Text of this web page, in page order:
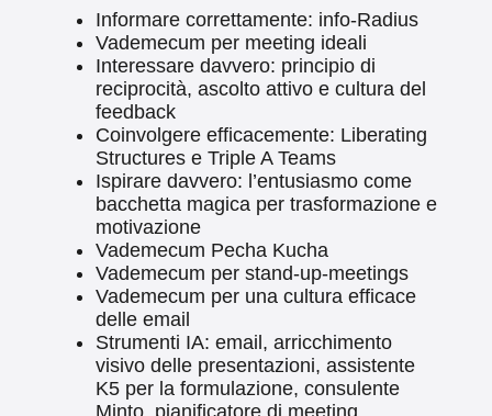
Informare correttamente: info-Radius
Vademecum per meeting ideali
Interessare davvero: principio di
reciprocità, ascolto attivo e cultura del
feedback
Coinvolgere efficacemente: Liberating
Structures e Triple A Teams
Ispirare davvero: l’entusiasmo come
bacchetta magica per trasformazione e
motivazione
Vademecum Pecha Kucha
Vademecum per stand-up-meetings
Vademecum per una cultura efficace
delle email
Strumenti IA: email, arricchimento
visivo delle presentazioni, assistente
K5 per la formulazione, consulente
Minto, pianificatore di meeting,